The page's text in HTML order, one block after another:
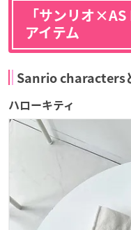
「サンリオ
アイテム
Sanrio characters
ハローキティ